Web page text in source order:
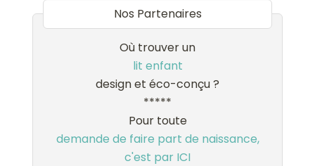
Nos Partenaires
Où trouver un
lit enfant
design et éco-conçu ?
*****
Pour toute
demande de faire part de naissance,
c'est par ICI